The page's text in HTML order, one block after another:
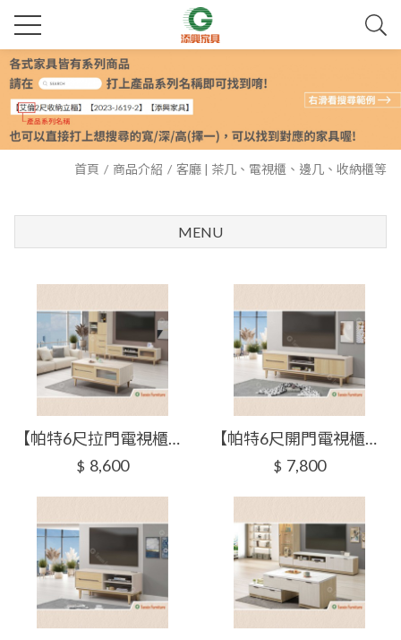
首頁 商品介紹 客廳 | 茶几、電視櫃、邊几、收納櫃等
MENU
【帕特6尺拉門電視櫃】【2025-J307-2】【添興家具】
$ 8,600
【帕特6尺開門電視櫃】【2025-J308-2】【添興家具】
$ 7,800